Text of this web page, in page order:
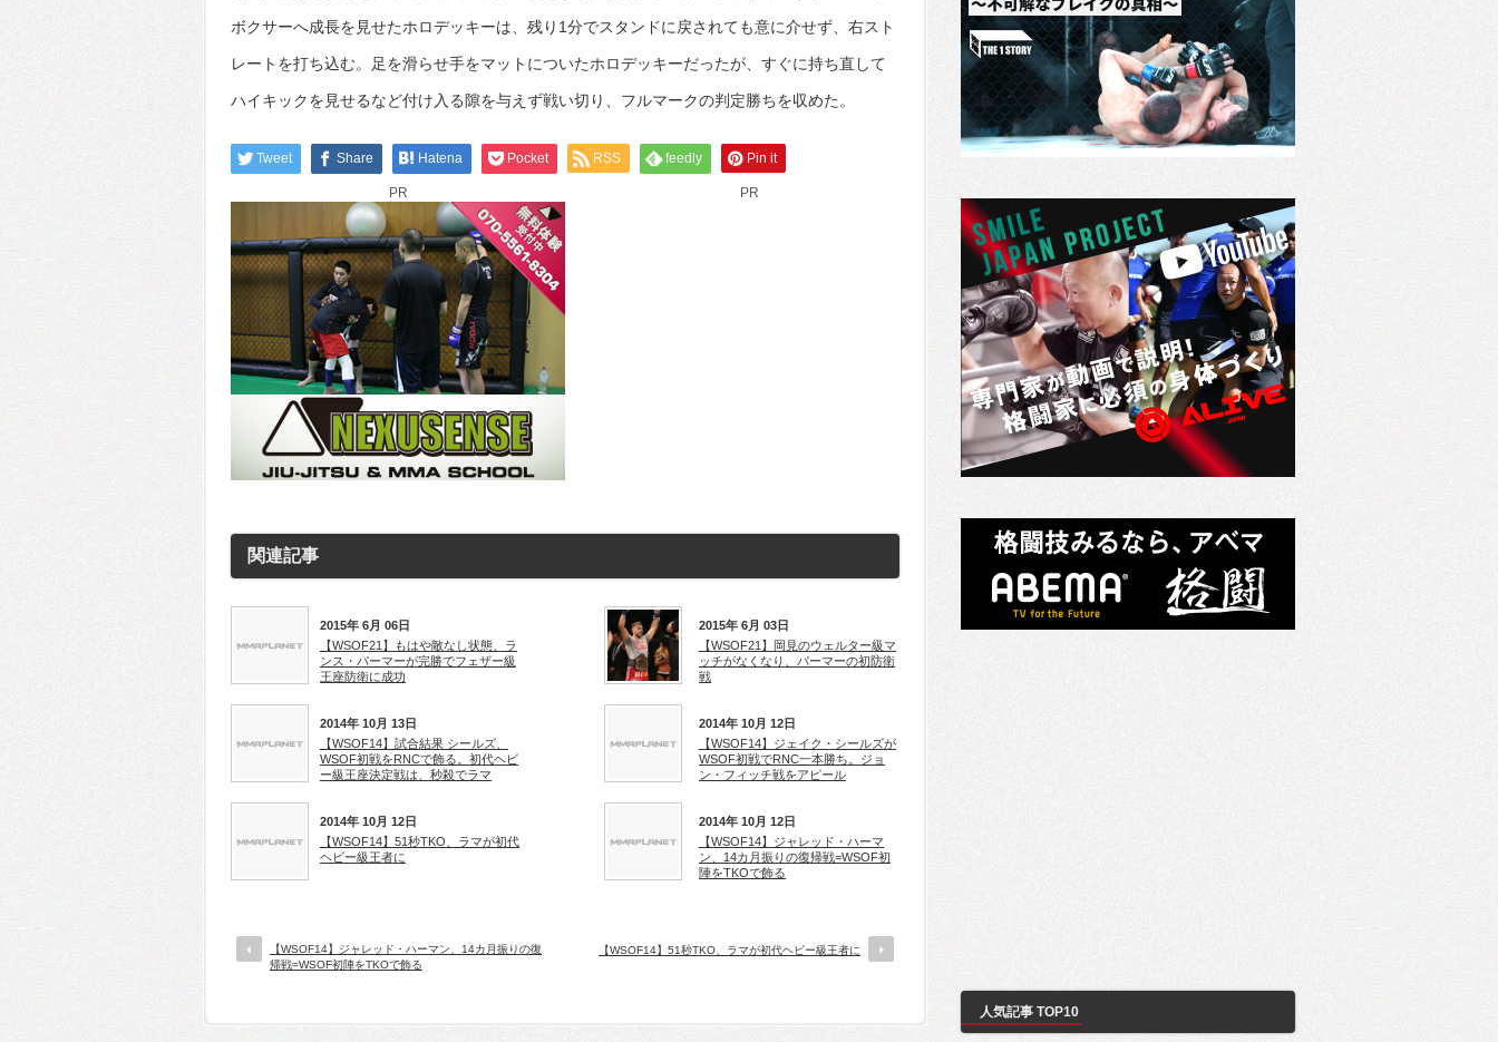
ボクサーへ成長を見せたホロデッキーは、残り1分でスタンドに戻されても意に介せず、右スト
レートを打ち込む。足を滑らせ手をマットについたホロデッキーだったが、すぐに持ち直して
ハイキックを見せるなど付け入る隙を与えず戦い切り、フルマークの判定勝ちを収めた。
Tweet Share Hatena Pocket RSS feedly Pin it
PR PR
関連記事
2015年 6月 06日
【WSOF21】もはや敵なし状態、ラ
ンス・パーマーが完勝でフェザー級
王座防衛に成功
2015年 6月 03日
【WSOF21】岡見のウェルター級マ
ッチがなくなり、パーマーの初防衛
戦
2014年 10月 13日
【WSOF14】試合結果 シールズ、
WSOF初戦をRNCで飾る。初代ヘビ
ー級王座決定戦は、秒殺でラマ
2014年 10月 12日
【WSOF14】ジェイク・シールズが
WSOF初戦でRNC一本勝ち。ジョ
ン・フィッチ戦をアピール
2014年 10月 12日
【WSOF14】51秒TKO、ラマが初代
ヘビー級王者に
2014年 10月 12日
【WSOF14】ジャレッド・ハーマ
ン、14カ月振りの復帰戦=WSOF初
陣をTKOで飾る
【WSOF14】ジャレッド・ハーマン、14カ月振りの復
帰戦=WSOF初陣をTKOで飾る
【WSOF14】51秒TKO、ラマが初代ヘビー級王者に
人気記事 TOP10